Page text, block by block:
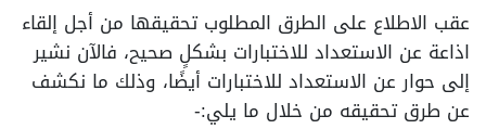
عقب الاطلاع على الطرق المطلوب تحقيقها من أجل إلقاء
اذاعة عن الاستعداد للاختبارات بشكلٍ صحيح، فالآن نشير
إلى حوار عن الاستعداد للاختبارات أيضًا، وذلك ما نكشف
عن طرق تحقيقه من خلال ما يلي:-